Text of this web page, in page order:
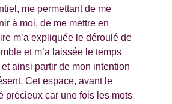
me permettant de me
à moi, de me mettre en
m’a expliquée le déroulé de
et m’a laissée le temps
et ainsi partir de mon intention
Cet espace, avant le
précieux car une fois les mots